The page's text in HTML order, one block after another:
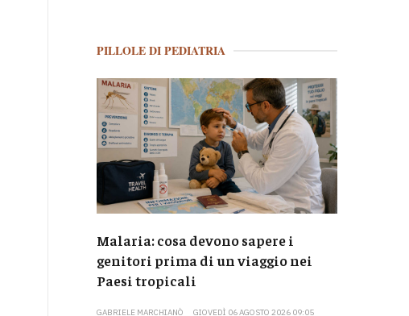
PILLOLE DI PEDIATRIA
Malaria: cosa devono sapere i
genitori prima di un viaggio nei
Paesi tropicali
GABRIELE MARCHIANÒ GIOVEDÌ 06 AGOSTO 2026 09:05